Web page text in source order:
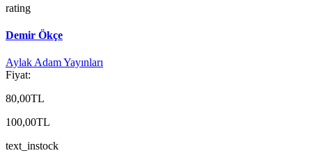
rating
Demir Ökçe
Aylak Adam Yayınları
Fiyat:
80,00TL
100,00TL
text_instock